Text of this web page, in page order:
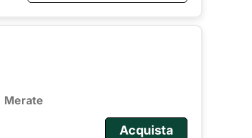
Merate
Acquista